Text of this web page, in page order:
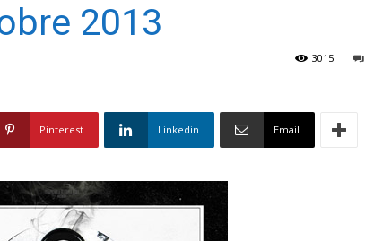
2013
3015
Pinterest Linkedin Email